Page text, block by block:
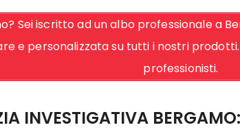
Sei iscritto ad un albo professionale a
e personalizzata su tutti i nostri
professionisti.
INVESTIGATIVA